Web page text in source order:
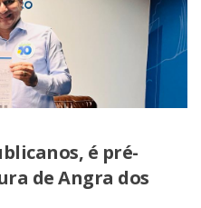
é pré-
de Angra dos